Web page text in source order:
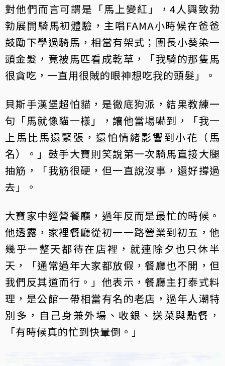
對他們而言可謂是「馬上變紅」，4人興致勃
勃展開騎馬初體驗，主唱FAMA小時候在爸爸
鼓勵下學過騎馬，相當有架式；團長小葵染一
頭金髮，竟被馬匹看成乾草，「我騎的那隻馬
很貪吃，一直用很賊的眼神想吃我的頭髮」。
貝斯手漢堡超怕貓，是徹底狗派，結果教練一
句「馬就像貓一樣」，讓他當場嚇到，「我一
上馬比馬還緊張，還怕情緒影響到小花（馬
名）。」鼓手大寶則笑說第一次騎馬直接大腿
抽筋，「我筋很硬，但一直說沒事，還好撐過
去」。
大寶家中經營餐廳，過年反而是最忙的時候。
他透露，家裡餐廳從初一一路營業到初五，他
幾乎一整天都待在店裡，就連除夕也只休半
天，「通常過年大家都放假，餐廳也不開，但
我們反其道而行。」他表示，餐廳主打泰式料
理，是公館一帶相當有名的老店，過年人潮特
別多，自己身兼外場、收銀、送菜與點餐，
「有時候真的忙到快暈倒。」